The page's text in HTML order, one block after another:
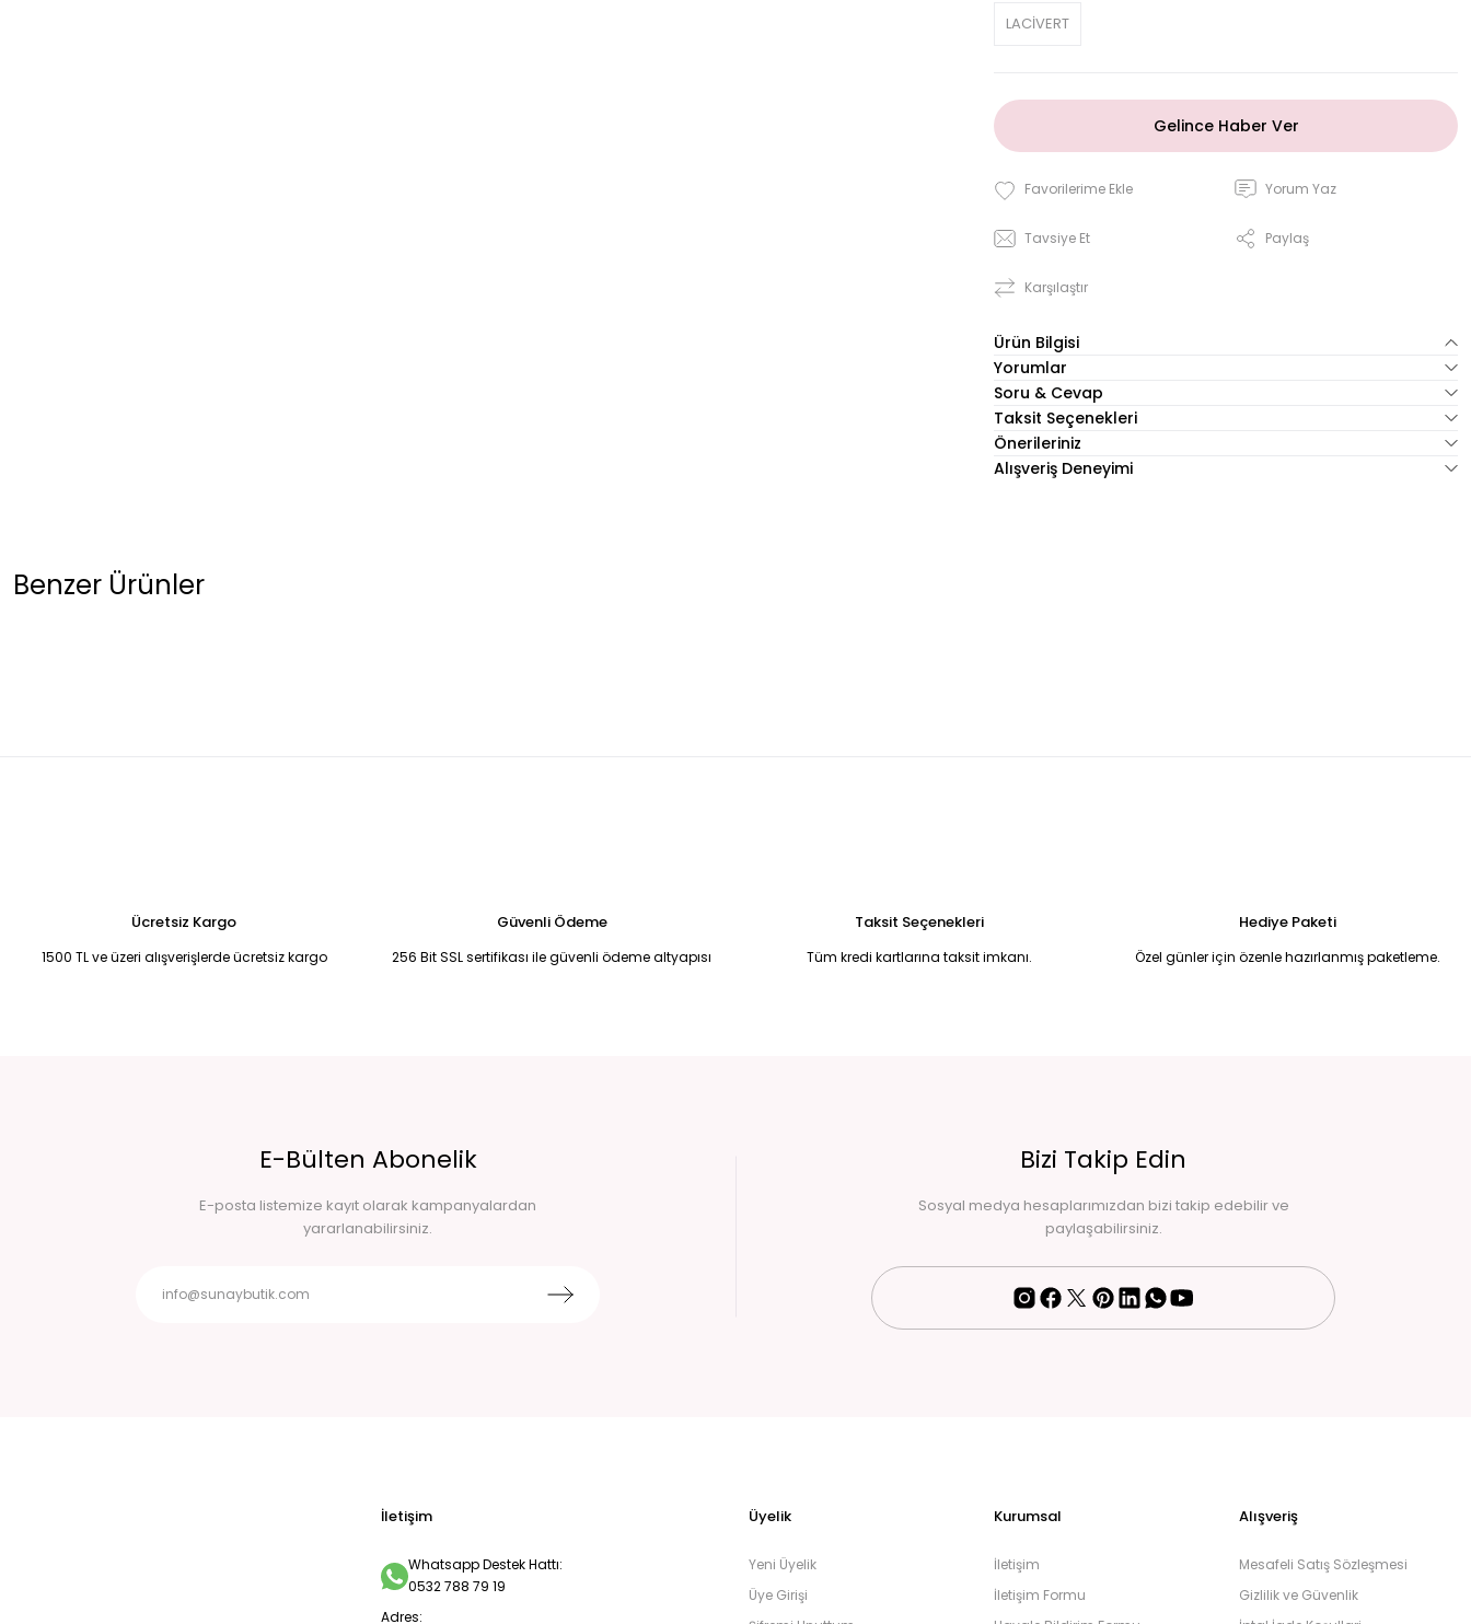
LACİVERT
Gelince Haber Ver
Yorum Yaz
Tavsiye Et Paylaş
Karşılaştır
Ürün Bilgisi
Yorumlar
Soru & Cevap
Taksit Seçenekleri
Önerileriniz
Alışveriş Deneyimi
Benzer Ürünler
Ücretsiz Kargo
1500 TL ve üzeri alışverişlerde ücretsiz kargo
Güvenli Ödeme
256 Bit SSL sertifikası ile güvenli ödeme altyapısı
Taksit Seçenekleri
Tüm kredi kartlarına taksit imkanı.
Hediye Paketi
Özel günler için özenle hazırlanmış paketleme.
E-Bülten Abonelik
E-posta listemize kayıt olarak kampanyalardan
yararlanabilirsiniz.
Bizi Takip Edin
Sosyal medya hesaplarımızdan bizi takip edebilir ve
paylaşabilirsiniz.
İletişim
Whatsapp Destek Hattı:
0532 788 79 19
Adres:
Üyelik
Yeni Üyelik
Üye Girişi
Kurumsal
İletişim
İletişim Formu
Alışveriş
Mesafeli Satış Sözleşmesi
Gizlilik ve Güvenlik